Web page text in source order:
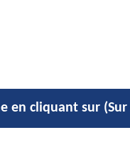
en cliquant sur